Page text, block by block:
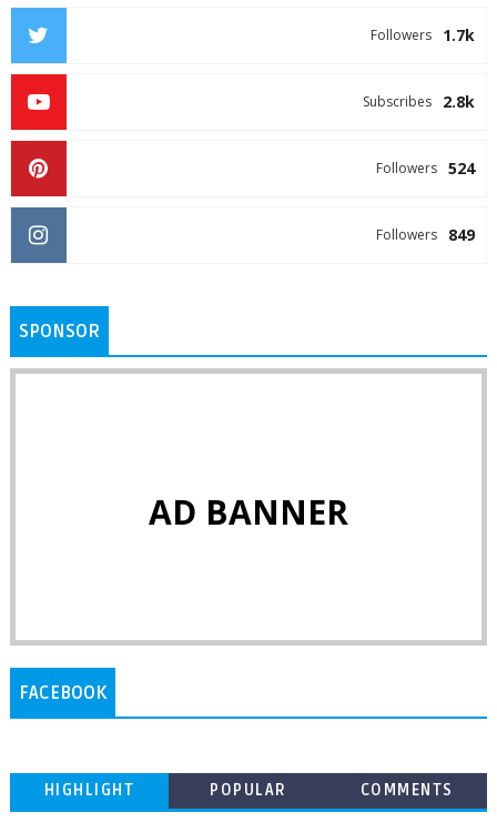
1.7k
Followers
2.8k
Subscribes
524
Followers
849
Followers
SPONSOR
AD BANNER
FACEBOOK
HIGHLIGHT POPULAR COMMENTS